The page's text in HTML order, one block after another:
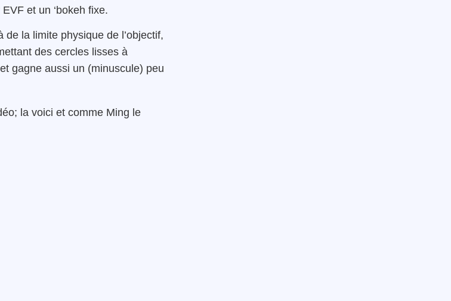
et un ‘bokeh fixe.
de la limite physique de l’objectif,
des cercles lisses à
gagne aussi un (minuscule) peu
la voici et comme Ming le